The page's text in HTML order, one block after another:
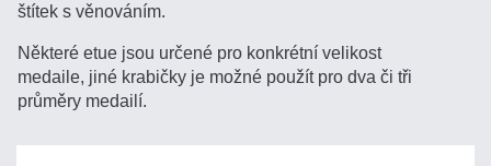
štítek s věnováním.
Některé etue jsou určené pro konkrétní velikost
medaile, jiné krabičky je možné použít pro dva či tři
průměry medailí.